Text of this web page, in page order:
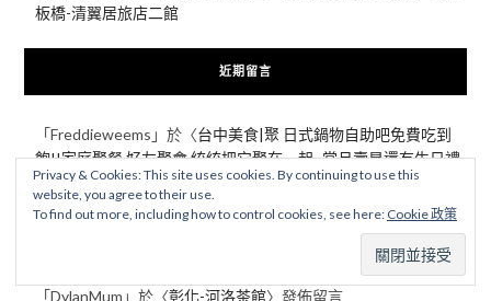
板橋-清翼居旅店二館
近期留言
「Freddieweems 」於〈台中美食|聚 日式鍋物自助吧免費吃到
飽!!家庭聚餐,好友聚會,統統把它聚在一起~當月壽星還有生日禮
~〉發佈留言
」於〈
在古意盎然的建築裡逛街購物，府城再現風
「DylanMum 」於〈彰化-河洛茶館〉發佈留言
Privacy & Cookies: This site uses cookies. By continuing to use this
website, you agree to their use.
To find out more, including how to control cookies, see here: Cookie 政策